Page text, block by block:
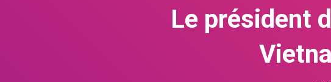
Le président